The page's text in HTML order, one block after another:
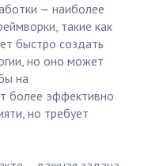
— наиболее
такие как
быстро создать
но оно может
на
более эффективно
но требует